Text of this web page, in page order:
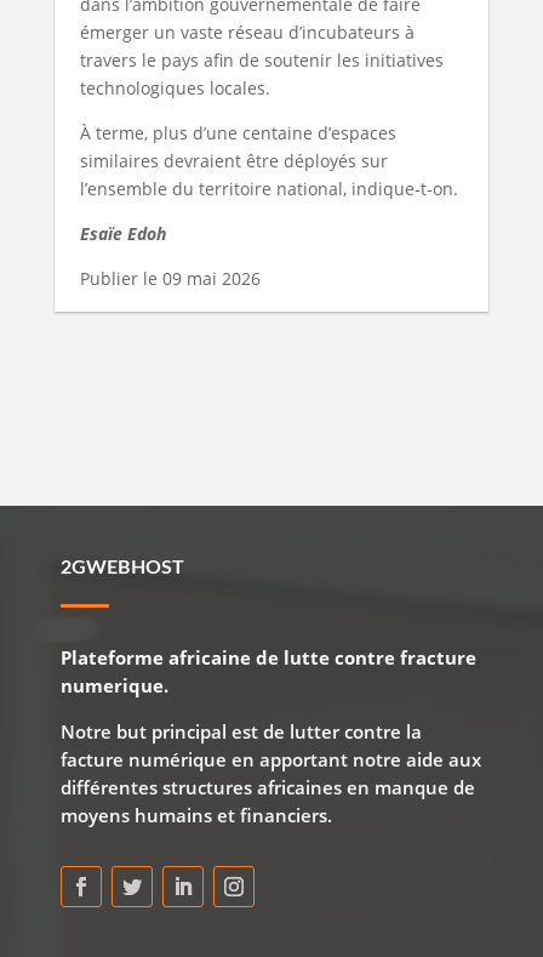
émerger un vaste réseau d’incubateurs à
travers le pays afin de soutenir les initiatives
technologiques locales.
À terme, plus d’une centaine d’espaces
similaires devraient être déployés sur
l’ensemble du territoire national, indique-t-on.
Esaïe Edoh
Publier le 09 mai 2026
2GWEBHOST
Plateforme africaine de lutte contre fracture
numerique.
Notre but principal est de lutter contre la
facture numérique en apportant notre aide aux
différentes structures africaines en manque de
moyens humains et financiers.